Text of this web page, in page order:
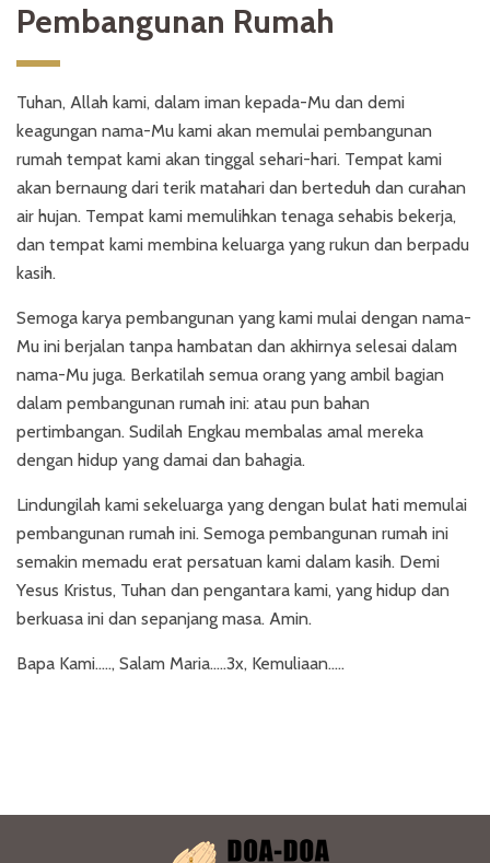
Pembangunan Rumah
Tuhan, Allah kami, dalam iman kepada-Mu dan demi
keagungan nama-Mu kami akan memulai pembangunan
rumah tempat kami akan tinggal sehari-hari. Tempat kami
akan bernaung dari terik matahari dan berteduh dan curahan
air hujan. Tempat kami memulihkan tenaga sehabis bekerja,
dan tempat kami membina keluarga yang rukun dan berpadu
kasih.
Semoga karya pembangunan yang kami mulai dengan nama-
Mu ini berjalan tanpa hambatan dan akhirnya selesai dalam
nama-Mu juga. Berkatilah semua orang yang ambil bagian
dalam pembangunan rumah ini: atau pun bahan
pertimbangan. Sudilah Engkau membalas amal mereka
dengan hidup yang damai dan bahagia.
Lindungilah kami sekeluarga yang dengan bulat hati memulai
pembangunan rumah ini. Semoga pembangunan rumah ini
semakin memadu erat persatuan kami dalam kasih. Demi
Yesus Kristus, Tuhan dan pengantara kami, yang hidup dan
berkuasa ini dan sepanjang masa. Amin.
Bapa Kami….., Salam Maria…..3x, Kemuliaan…..